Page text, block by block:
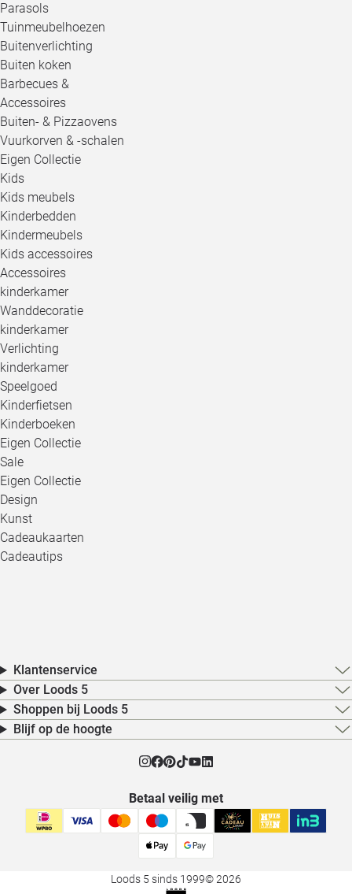
Parasols
Tuinmeubelhoezen
Buitenverlichting
Buiten koken
Barbecues &
Accessoires
Buiten- & Pizzaovens
Vuurkorven & -schalen
Eigen Collectie
Kids
Kids meubels
Kinderbedden
Kindermeubels
Kids accessoires
Accessoires
kinderkamer
Wanddecoratie
kinderkamer
Verlichting
kinderkamer
Speelgoed
Kinderfietsen
Kinderboeken
Eigen Collectie
Sale
Eigen Collectie
Design
Kunst
Cadeaukaarten
Cadeautips
Klantenservice
Over Loods 5
Shoppen bij Loods 5
Blijf op de hoogte
Betaal veilig met
Loods 5 sinds 1999© 2026